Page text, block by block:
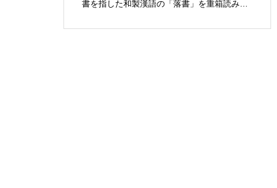
書を指した和製漢語の「落書」を重箱読みし